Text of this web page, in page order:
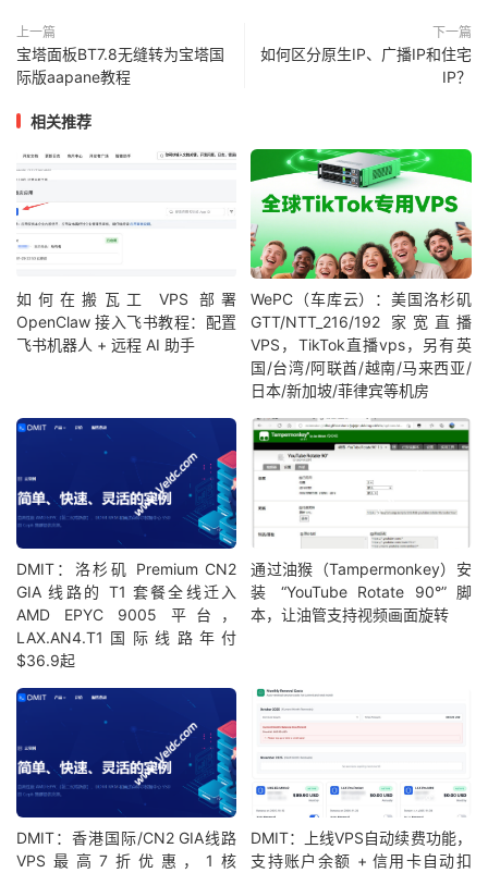
上一篇
宝塔面板BT7.8无缝转为宝塔国
际版aapane教程
下一篇
如何区分原生IP、广播IP和住宅
IP？
相关推荐
如何在搬瓦工 VPS 部署
OpenClaw 接入飞书教程：配置
飞书机器人 + 远程 AI 助手
WePC（车库云）：美国洛杉矶
GTT/NTT_216/192 家宽直播
VPS，TikTok直播vps，另有英
国/台湾/阿联酋/越南/马来西亚/
日本/新加坡/菲律宾等机房
DMIT：洛杉矶 Premium CN2
GIA 线路的 T1 套餐全线迁入
AMD EPYC 9005 平台，
LAX.AN4.T1国际线路年付
$36.9起
通过油猴（Tampermonkey）安
装 “YouTube Rotate 90°” 脚
本，让油管支持视频画面旋转
DMIT：香港国际/CN2 GIA线路
VPS最高7折优惠，1核
DMIT：上线VPS自动续费功能，
支持账户余额 + 信用卡自动扣